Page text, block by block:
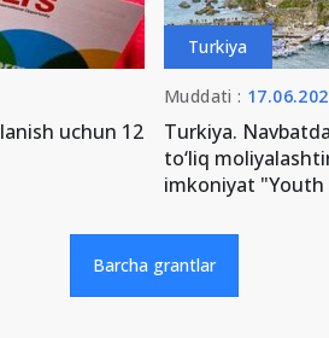
uchun 12
Turkiya
Muddati :
Turkiya.
to‘liq
imkoniyat "Youth
Barcha grantlar